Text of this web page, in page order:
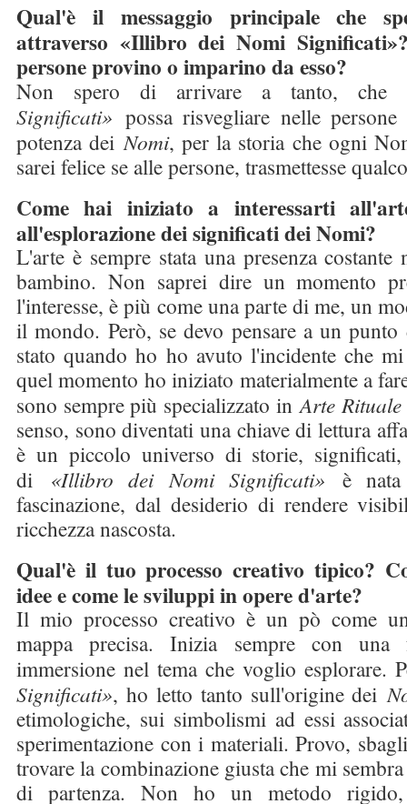
Qual'è il messaggio principale che
attraverso «Illibro dei Nomi
persone provino o imparino da esso?
Non spero di arrivare a tanto,
Significati» possa risvegliare nelle
potenza deiNomi, per la storia che ogni
sarei felice se alle persone, trasmettesse
Come hai iniziato a interessarti
all'esplorazione dei significati dei Nomi?
L'arte è sempre stata una presenza
bambino. Non saprei dire un momento
l'interesse, è più come una parte di me, un
il mondo. Però, se devo pensare a un
stato quando ho ho avuto l'incidente che
quel momento ho iniziato materialmente a
sono sempre più specializzato inArte
senso, sono diventati una chiave di lettura
è un piccolo universo di storie,
di «Illibro dei Nomi Significati» è
fascinazione, dal desiderio di rendere
ricchezza nascosta.
Qual'è il tuo processo creativo tipico?
idee e come le sviluppi in opere d'arte?
Il mio processo creativo è un pò come
mappa precisa. Inizia sempre con
immersione nel tema che voglio esplorare.
Significati», ho letto tanto sull'origine dei
etimologiche, sui simbolismi ad essi
sperimentazione con i materiali. Provo,
trovare la combinazione giusta che mi
di partenza. Non ho un metodo